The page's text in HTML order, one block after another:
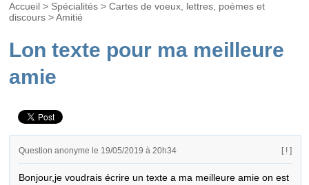
Accueil > Spécialités >Cartes de voeux, lettres, poèmes et
discours >Amitié
Lon texte pour ma meilleure
amie
Question anonyme le 19/05/2019 à 20h34 [ ! ]
Bonjour,je voudrais écrire un texte a ma meilleure amie on est